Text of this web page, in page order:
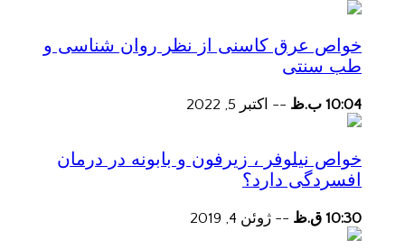
خواص عرق کاسنی از نظر روان شناسی و
طب سنتی
10:04 ب.ظ -- اکتبر 5, 2022
خواص نیلوفر ، زیرفون و بابونه در درمان
افسردگی دارد؟
10:30 ق.ظ -- ژوئن 4, 2019